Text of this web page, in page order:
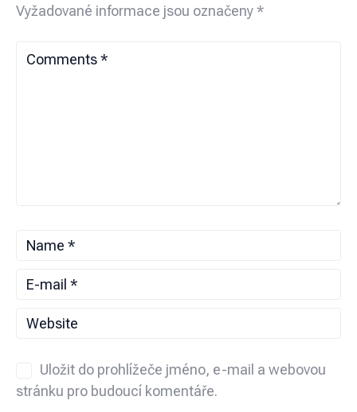
Vyžadované informace jsou označeny*
Uložit do prohlížeče jméno, e-mail a webovou
stránku pro budoucí komentáře.